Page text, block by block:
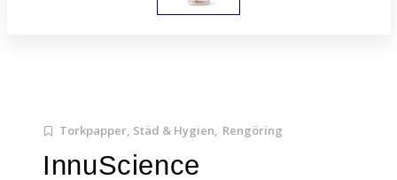
Torkpapper, Städ & Hygien, Rengöring
InnuScience